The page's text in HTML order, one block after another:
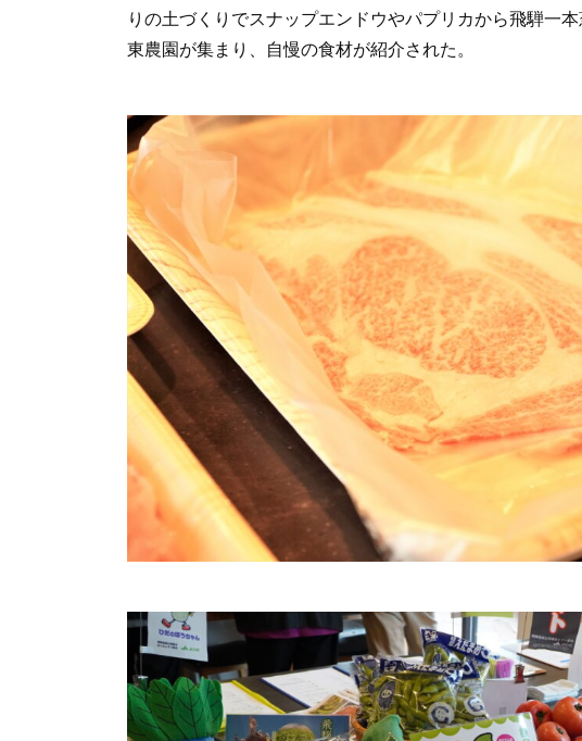
りの土づくりでスナップエンドウやパプリカから飛騨一
東農園が集まり、自慢の食材が紹介された。